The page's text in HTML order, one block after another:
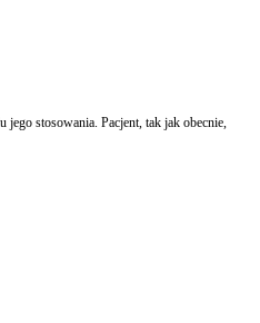
stosowania. Pacjent, tak jak obecnie,